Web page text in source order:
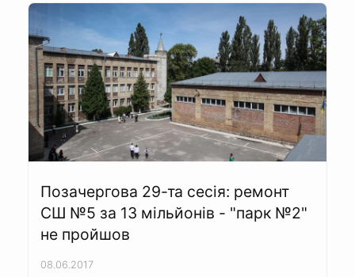
Позачергова 29-та сесія: ремонт
СШ №5 за 13 мільйонів - "парк №2"
не пройшов
08.06.2017